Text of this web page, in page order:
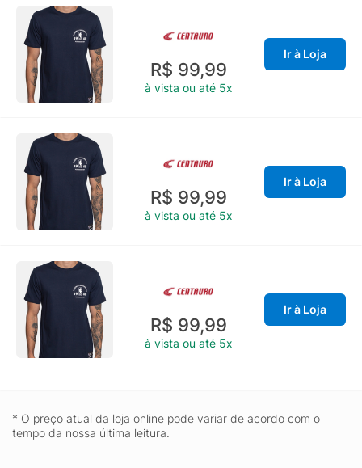
R$ 99,99
à vista ou até 5x
Ir à Loja
R$ 99,99
à vista ou até 5x
Ir à Loja
R$ 99,99
à vista ou até 5x
Ir à Loja
* O preço atual da loja online pode variar de acordo com o
tempo da nossa última leitura.